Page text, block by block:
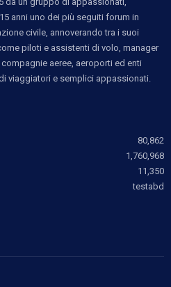
anni uno dei più seguiti forum in
civile, annoverando tra i suoi
piloti e assistenti di volo, manager
aeree, aeroporti ed enti
viaggiatori e semplici appassionati.
80,862
1,760,968
11,350
testabd